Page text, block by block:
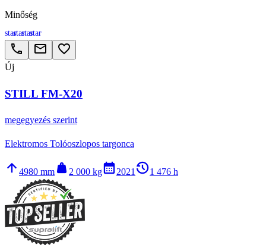
Minőség
starstarstarstar
call email favorite_border
Új
STILL FM-X20
megegyezés szerint
Elektromos Tolóoszlopos targonca
arrow_upward 4980 mm weight 2 000 kgcalendar_month2021 history_21 476 h